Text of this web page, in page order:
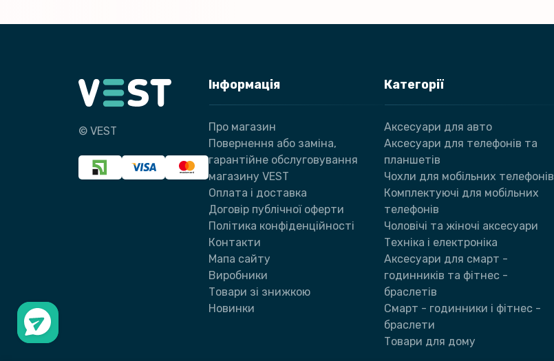
© VEST
Інформація
Про магазин
Повернення або заміна,
гарантійне обслуговування
магазину VEST
Оплата і доставка
Договір публічної оферти
Політика конфіденційності
Контакти
Мапа сайту
Виробники
Товари зі знижкою
Новинки
Категорії
Аксесуари для авто
Аксесуари для телефонів та
планшетів
Чохли для мобільних телефонів
Комплектуючі для мобільних
телефонів
Чоловічі та жіночі аксесуари
Техніка і електроніка
Аксесуари для смарт -
годинників та фітнес -
браслетів
Смарт - годинники і фітнес -
браслети
Товари для дому